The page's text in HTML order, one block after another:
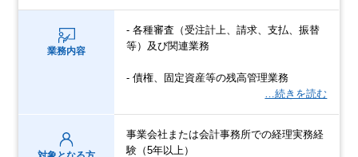
業務内容
- 各種審査（受注計上、請求、支払、振替
等）及び関連業務
- 債権、固定資産等の残高管理業務
…続きを読む
事業会社または会計事務所での経理実務経
験（5年以上）